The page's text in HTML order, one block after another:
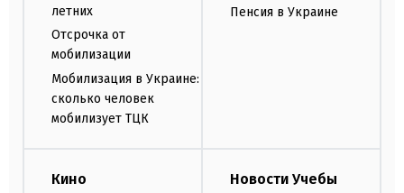
летних
Отсрочка от
мобилизации
Мобилизация в Украине:
сколько человек
мобилизует ТЦК
Пенсия в Украине
Кино Новости Учебы